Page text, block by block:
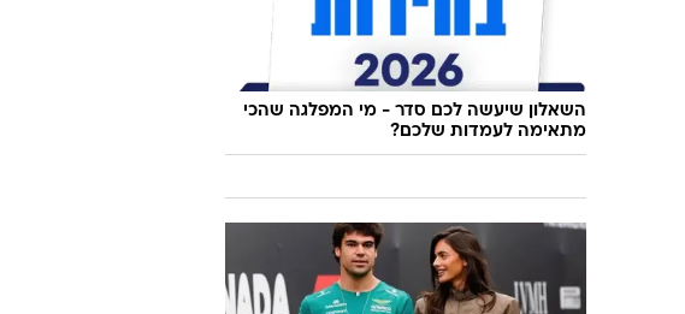
השאלון שיעשה לכם סדר - מי המפלגה שהכי
מתאימה לעמדות שלכם?